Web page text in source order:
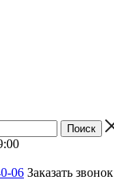
06 Заказать звонок